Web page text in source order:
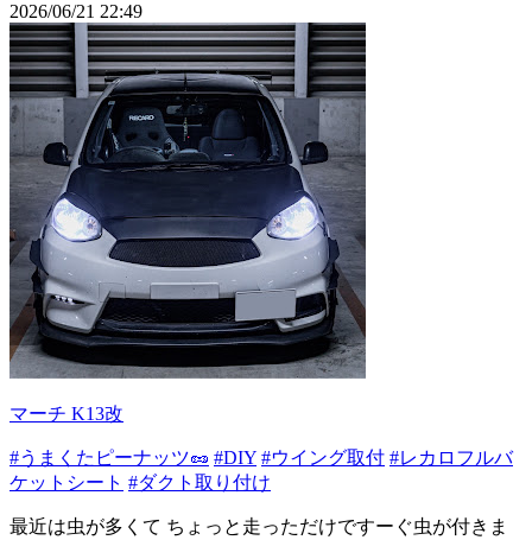
2026/06/21 22:49
マーチ K13改
#うまくたピーナッツ🥜 #DIY #ウイング取付 #レカロフルバ
ケットシート #ダクト取り付け
最近は虫が多くて ちょっと走っただけですーぐ虫が付きま